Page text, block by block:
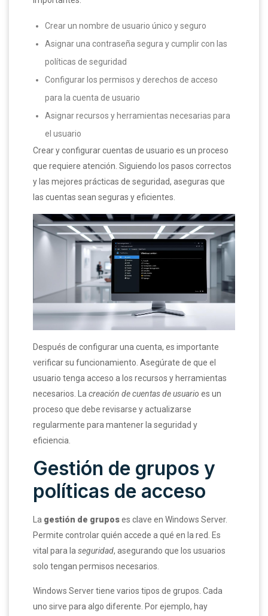
Crear un nombre de usuario único y seguro
Asignar una contraseña segura y cumplir con las
políticas de seguridad
Configurar los permisos y derechos de acceso
para la cuenta de usuario
Asignar recursos y herramientas necesarias para
el usuario
Crear y configurar cuentas de usuario es un proceso
que requiere atención. Siguiendo los pasos correctos
y las mejores prácticas de seguridad, aseguras que
las cuentas sean seguras y eficientes.
Después de configurar una cuenta, es importante
verificar su funcionamiento. Asegúrate de que el
usuario tenga acceso a los recursos y herramientas
necesarios. La creación de cuentas de usuario es un
proceso que debe revisarse y actualizarse
regularmente para mantener la seguridad y
eficiencia.
Gestión de grupos y
políticas de acceso
La gestión de gruposes clave en Windows Server.
Permite controlar quién accede a qué en la red. Es
vital para la seguridad, asegurando que los usuarios
solo tengan permisos necesarios.
Windows Server tiene varios tipos de grupos. Cada
uno sirve para algo diferente. Por ejemplo, hay